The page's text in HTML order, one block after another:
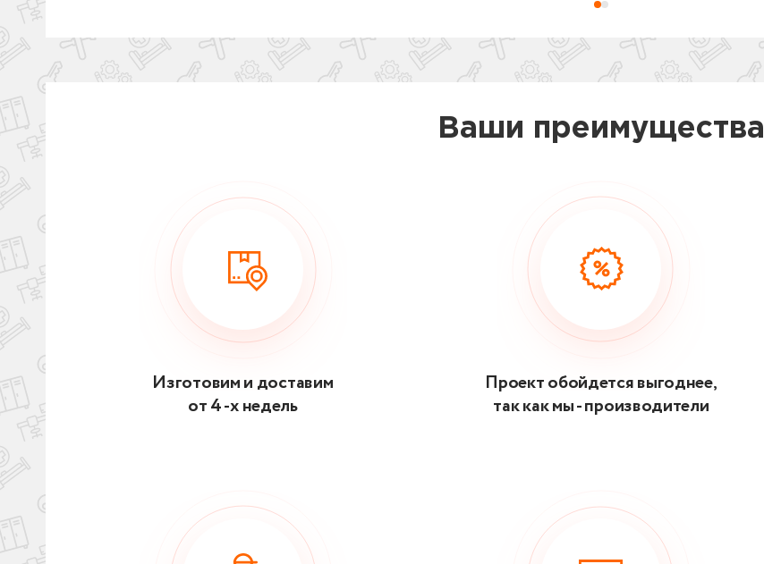
Ваши преимущества
Изготовим и доставим
от 4 -х недель
Проект обойдется выгоднее,
так как мы - производители